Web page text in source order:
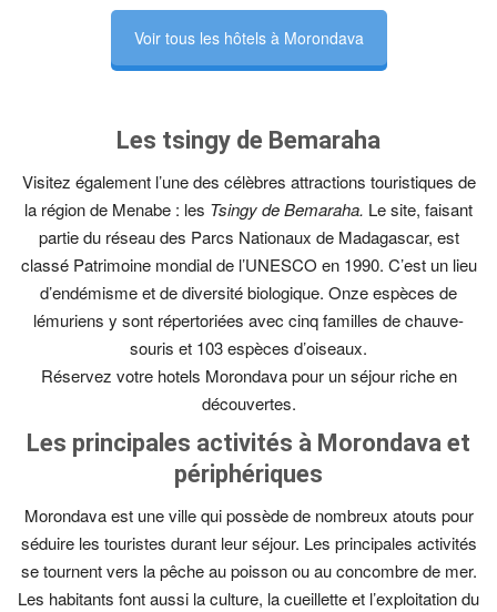
Voir tous les hôtels à Morondava
Les tsingy de Bemaraha
Visitez également l’une des célèbres attractions touristiques de
la région de Menabe : les Tsingy de Bemaraha. Le site, faisant
partie du réseau des Parcs Nationaux de Madagascar, est
classé Patrimoine mondial de l’UNESCO en 1990. C’est un lieu
d’endémisme et de diversité biologique. Onze espèces de
lémuriens y sont répertoriées avec cinq familles de chauve-
souris et 103 espèces d’oiseaux.
Réservez votre hotels Morondava pour un séjour riche en
découvertes.
Les principales activités à Morondava et
périphériques
Morondava est une ville qui possède de nombreux atouts pour
séduire les touristes durant leur séjour. Les principales activités
se tournent vers la pêche au poisson ou au concombre de mer.
Les habitants font aussi la culture, la cueillette et l’exploitation du